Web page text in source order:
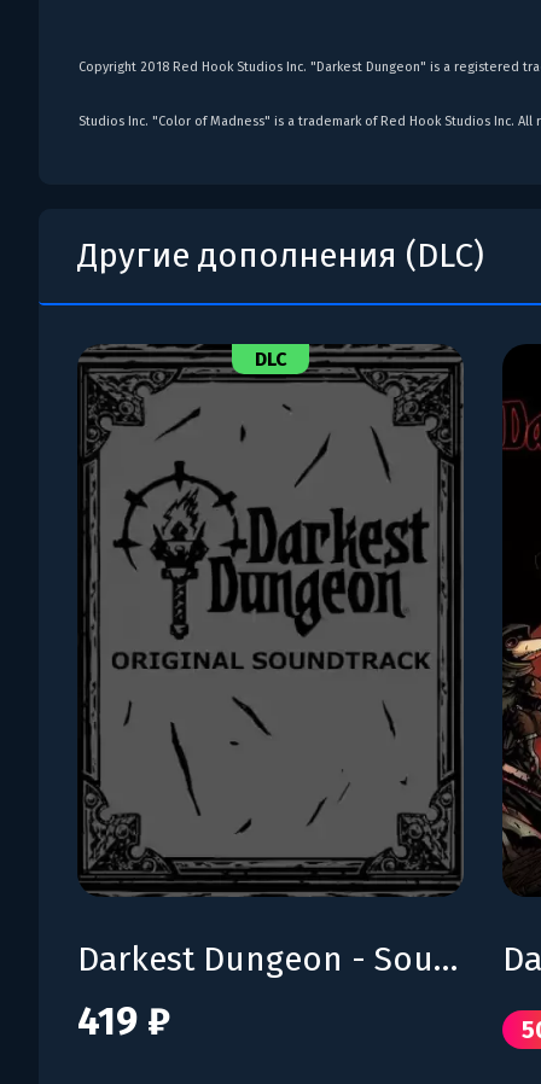
Copyright 2018 Red Hook Studios Inc. "Darkest Dungeon" is a registered
Studios Inc. "Color of Madness" is a trademark of Red Hook Studios Inc. All
Другие дополнения (DLC)
DLC
Darkest Dungeon - Soundtrack
419 ₽